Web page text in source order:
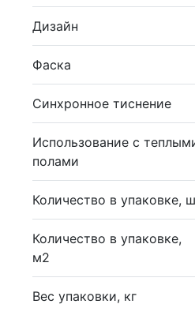
Дизайн
Фаска
Синхронное тиснение
Использование с
полами
Количество в упаковке,
Количество в упаковке,
м2
Вес упаковки, кг